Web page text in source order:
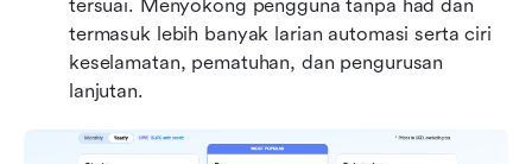
tersuai. Menyokong pengguna tanpa had dan
termasuk lebih banyak larian automasi serta ciri
keselamatan, pematuhan, dan pengurusan
lanjutan.